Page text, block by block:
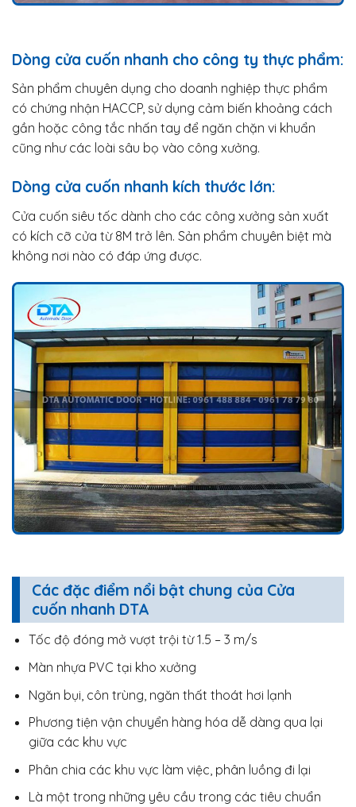
Dòng cửa cuốn nhanh cho công ty thực phẩm:
Sản phẩm chuyên dụng cho doanh nghiệp thực phẩm
có chứng nhận HACCP, sử dụng cảm biến khoảng cách
gần hoặc công tắc nhấn tay để ngăn chặn vi khuẩn
cũng như các loài sâu bọ vào công xưởng.
Dòng cửa cuốn nhanh kích thước lớn:
Cửa cuốn siêu tốc dành cho các công xưởng sản xuất
có kích cỡ cửa từ 8M trở lên. Sản phẩm chuyên biệt mà
không nơi nào có đáp ứng được.
Các đặc điểm nổi bật chung của Cửa
cuốn nhanh DTA
Tốc độ đóng mở vượt trội từ 1.5 – 3 m/s
Màn nhựa PVC tại kho xưởng
Ngăn bụi, côn trùng, ngăn thất thoát hơi lạnh
Phương tiện vận chuyển hàng hóa dễ dàng qua lại
giữa các khu vực
Phân chia các khu vực làm việc, phân luồng đi lại
Là một trong những yêu cầu trong các tiêu chuẩn